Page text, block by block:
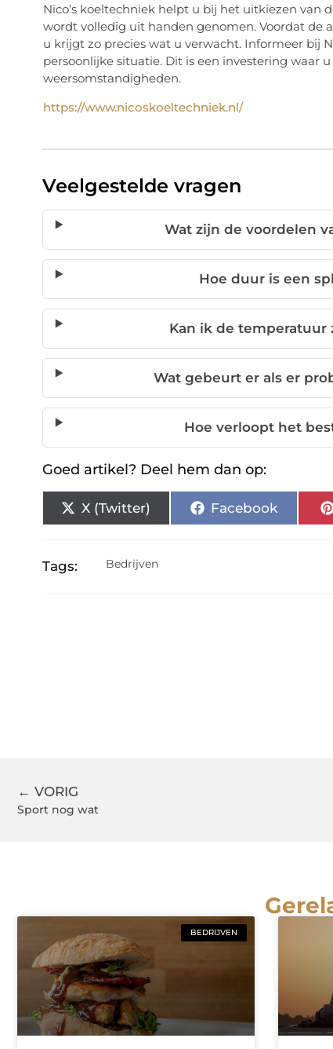
Nico’s koeltechniek helpt u bij het uitkiezen van
wordt volledig uit handen genomen. Voordat de
u krijgt zo precies wat u verwacht. Informeer bij
persoonlijke situatie. Dit is een investering waar
weersomstandigheden.
https://www.nicoskoeltechniek.nl/
Veelgestelde vragen
Wat zijn de voordelen
Hoe duur is een
Kan ik de temperatuur
Wat gebeurt er als er
Hoe verloopt het
Goed artikel? Deel hem dan op:
X (Twitter) Facebook
Tags: Bedrijven
← VORIG
Sport nog wat
BEDRIJVEN